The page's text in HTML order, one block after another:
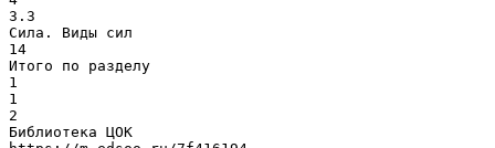
3.3
Сила. Виды сил
14
Итого по разделу
1
1
2
Библиотека ЦОК